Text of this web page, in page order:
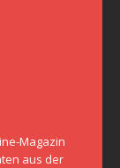
Magazin
aus der